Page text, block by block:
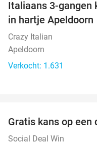
Italiaans 3-gangen
in hartje Apeldoorn
Crazy Italian
Apeldoorn
Verkocht: 1.631
Gratis kans op een
Social Deal Win